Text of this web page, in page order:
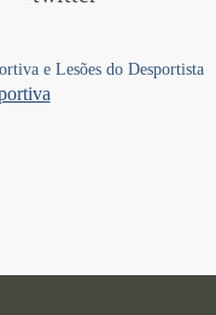
e Lesões do Desportista